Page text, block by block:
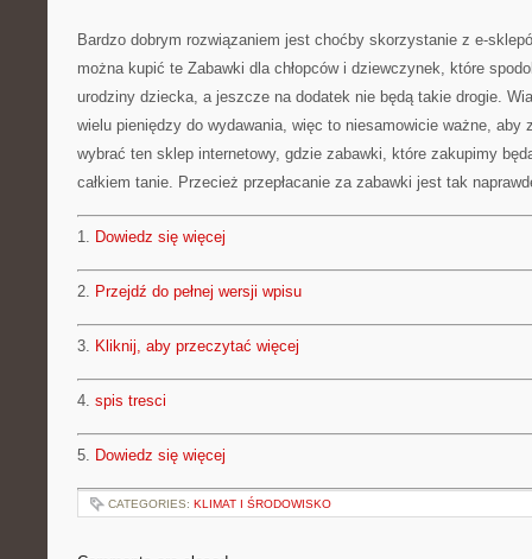
Bardzo dobrym rozwiązaniem jest choćby skorzystanie z e-
można kupić te Zabawki dla chłopców i dziewczynek, które
urodziny dziecka, a jeszcze na dodatek nie będą takie drogie.
wielu pieniędzy do wydawania, więc to niesamowicie ważne, aby
wybrać ten sklep internetowy, gdzie zabawki, które zakupimy
całkiem tanie. Przecież przepłacanie za zabawki jest tak
1. Dowiedz się więcej
2. Przejdź do pełnej wersji wpisu
3. Kliknij, aby przeczytać więcej
4. spis tresci
5. Dowiedz się więcej
CATEGORIES: KLIMAT I ŚRODOWISKO